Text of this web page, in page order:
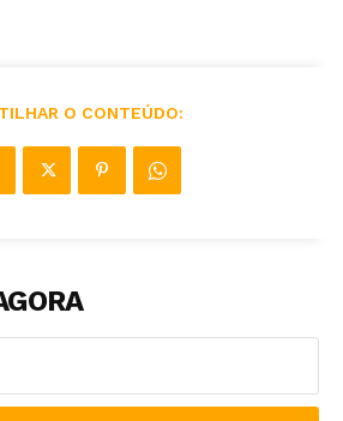
O CONTEÚDO: